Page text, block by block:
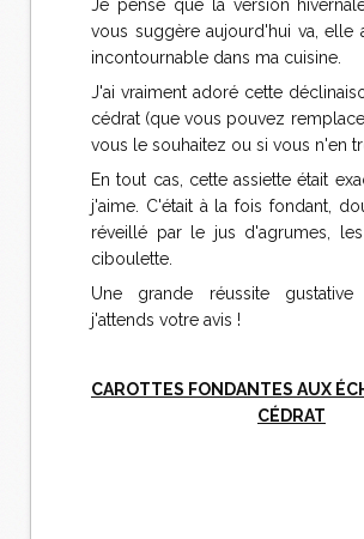
Je pense que la version
vous suggère aujourd'hui va, elle
incontournable dans ma cuisine.
J'ai vraiment adoré cette
cédrat (que vous pouvez
vous le souhaitez ou si vous n'en
En tout cas, cette assiette était
j'aime. C'était à la fois fondant,
réveillé par le jus d'agrumes,
ciboulette.
Une grande réussite gustative
j'attends votre avis !
CAROTTES FONDANTES AUX
CÉDRAT